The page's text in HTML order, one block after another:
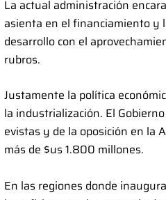
La actual administración
asienta en el financiamiento y
desarrollo con el
rubros.
Justamente la política
la industrialización. El
evistas y de la oposición en la
más de $us 1.800 millones.
En las regiones donde